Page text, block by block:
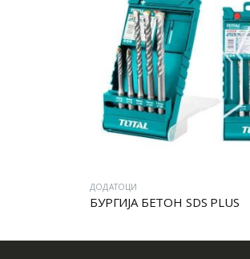
ДОДАТОЦИ
БУРГИЈА БЕТОН SDS PLUS